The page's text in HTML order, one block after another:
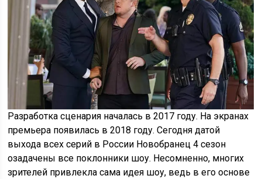
Разработка сценария началась в 2017 году. На экранах
премьера появилась в 2018 году. Сегодня датой
выхода всех серий в России Новобранец 4 сезон
озадачены все поклонники шоу. Несомненно, многих
зрителей привлекла сама идея шоу, ведь в его основе